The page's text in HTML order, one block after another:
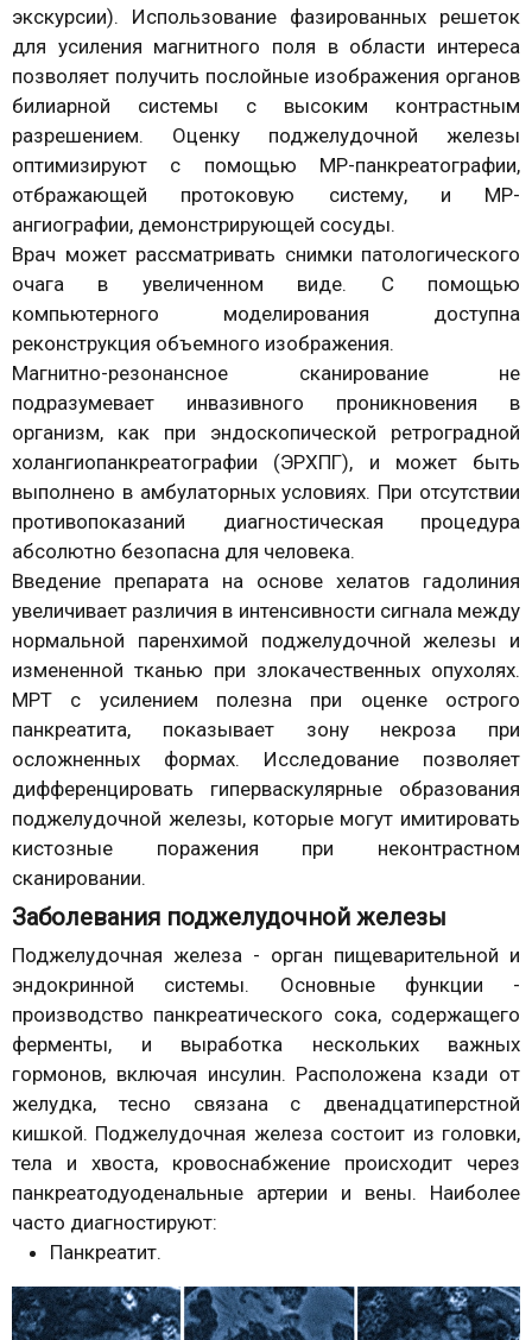
экскурсии). Использование фазированных решеток
для усиления магнитного поля в области интереса
позволяет получить послойные изображения органов
билиарной системы с высоким контрастным
разрешением. Оценку поджелудочной железы
оптимизируют с помощью МР-панкреатографии,
отбражающей протоковую систему, и МР-
ангиографии, демонстрирующей сосуды.
Врач может рассматривать снимки патологического
очага в увеличенном виде. С помощью
компьютерного моделирования доступна
реконструкция объемного изображения.
Магнитно-резонансное сканирование не
подразумевает инвазивного проникновения в
организм, как при эндоскопической ретроградной
холангиопанкреатографии (ЭРХПГ), и может быть
выполнено в амбулаторных условиях. При отсутствии
противопоказаний диагностическая процедура
абсолютно безопасна для человека.
Введение препарата на основе хелатов гадолиния
увеличивает различия в интенсивности сигнала между
нормальной паренхимой поджелудочной железы и
измененной тканью при злокачественных опухолях.
МРТ с усилением полезна при оценке острого
панкреатита, показывает зону некроза при
осложненных формах. Исследование позволяет
дифференцировать гиперваскулярные образования
поджелудочной железы, которые могут имитировать
кистозные поражения при неконтрастном
сканировании.
Заболевания поджелудочной железы
Поджелудочная железа - орган пищеварительной и
эндокринной системы. Основные функции -
производство панкреатического сока, содержащего
ферменты, и выработка нескольких важных
гормонов, включая инсулин. Расположена кзади от
желудка, тесно связана с двенадцатиперстной
кишкой. Поджелудочная железа состоит из головки,
тела и хвоста, кровоснабжение происходит через
панкреатодуоденальные артерии и вены. Наиболее
часто диагностируют:
Панкреатит.